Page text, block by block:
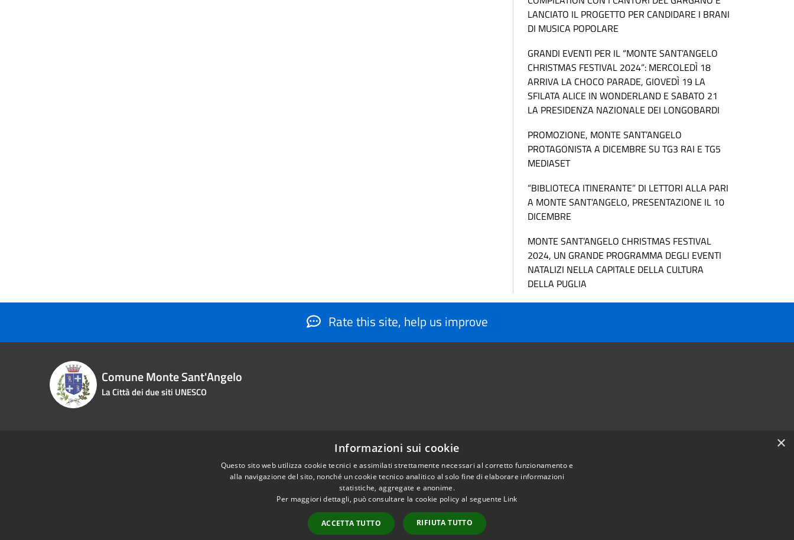
LANCIATO IL PROGETTO PER CANDIDARE I BRANI
DI MUSICA POPOLARE
GRANDI EVENTI PER IL “MONTE SANT’ANGELO
CHRISTMAS FESTIVAL 2024”: MERCOLEDÌ 18
ARRIVA LA CHOCO PARADE, GIOVEDÌ 19 LA
SFILATA ALICE IN WONDERLAND E SABATO 21
LA PRESIDENZA NAZIONALE DEI LONGOBARDI
PROMOZIONE, MONTE SANT’ANGELO
PROTAGONISTA A DICEMBRE SU TG3 RAI E TG5
MEDIASET
“BIBLIOTECA ITINERANTE” DI LETTORI ALLA PARI
A MONTE SANT’ANGELO, PRESENTAZIONE IL 10
DICEMBRE
MONTE SANT’ANGELO CHRISTMAS FESTIVAL
2024, UN GRANDE PROGRAMMA DEGLI EVENTI
NATALIZI NELLA CAPITALE DELLA CULTURA
DELLA PUGLIA
Rate this site, help us improve
Comune Monte Sant'Angelo
La Città dei due siti UNESCO
Phone:0884566206
info@montesantangelo.it
protocollo@montesantangelo.it
×
Informazioni sui cookie
Questo sito web utilizza cookie tecnici e assimilati strettamente necessari al corretto funzionamento e
alla navigazione del sito, nonché un cookie tecnico analitico al solo fine di elaborare informazioni
statistiche, aggregate e anonime.
Per maggiori dettagli, può consultare la cookie policy al seguente Link
ACCETTA TUTTO RIFIUTA TUTTO